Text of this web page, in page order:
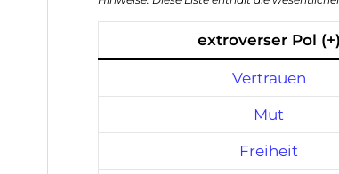
extroverser Pol (+)
Vertrauen
Mut
Freiheit